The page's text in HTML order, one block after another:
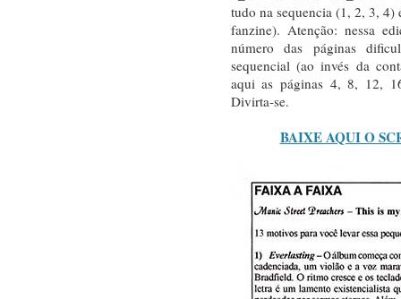
tudo na sequencia (1, 2, 3, 4)
fanzine). Atenção: nessa
número das páginas
sequencial (ao invés da
aqui as páginas 4, 8, 12,
Divirta-se.
BAIXE AQUI O